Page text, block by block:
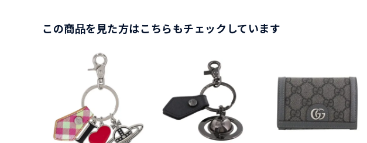
この商品を見た方はこちらもチェックしています